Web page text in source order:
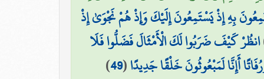
بِهِ إِذْ يَسْتَمِعُونَ إِلَيْكَ وَإِذْ هُمْ نَجْوَىٰ إِذْ
انظُرْ كَيْفَ ضَرَبُوا لَكَ الْأَمْثَالَ فَضَلُّوا فَلَا
أَإِنَّا لَمَبْعُوثُونَ خَلْقًا جَدِيدًا(
49
)